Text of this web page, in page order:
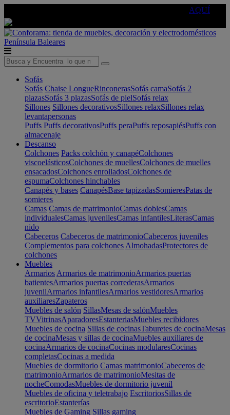
AQUÍ
Península Baleares
Sofás
Sofás Chaise LongueRinconerasSofás camaSofás 2
plazasSofás 3 plazasSofás de pielSofás relax
Sillones Sillones decorativosSillones relaxSillones relax
levantapersonas
Puffs Puffs decorativosPuffs peraPuffs reposapiésPuffs con
almacenaje
Descanso
Colchones Packs colchón y canapéColchones
viscoelásticosColchones de muellesColchones de muelles
ensacadosColchones enrolladosColchones de
espumaColchones hinchables
Canapés y bases CanapésBase tapizadasSomieresPatas de
somieres
Camas Camas de matrimonioCamas doblesCamas
individualesCamas juvenilesCamas infantilesLiterasCamas
nido
Cabeceros Cabeceros de matrimonioCabeceros juveniles
Complementos para colchones AlmohadasProtectores de
colchones
Muebles
Armarios Armarios de matrimonioArmarios puertas
batientesArmarios puertas correderasArmarios
juvenilArmarios infantilesArmarios vestidoresArmarios
auxiliaresZapateros
Muebles de salón SillasMesas de salónMuebles
TVVitrinasAparadoresEstanteriasMuebles recibidores
Muebles de cocina Sillas de cocinasTaburetes de cocinaMesas
de cocinaMesas y sillas de cocinaMuebles auxiliares de
cocinaArmarios de cocinaCocinas modularesCocinas
completasCocinas a medida
Muebles de dormitorio Camas matrimonioCabeceros de
matrimonioArmarios de matrimonioMesitas de
nocheComodasMuebles de dormitorio juvenil
Muebles de oficina y teletrabajo EscritoriosSillas de
escritorioEstanterías
Muebles de Gaming Sillas gaming